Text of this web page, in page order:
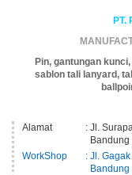
PT.
Pin, gantungan
sablon tali lanyard,
Alamat
: Jl.
Bandung
WorkShop
: Jl.
Bandung